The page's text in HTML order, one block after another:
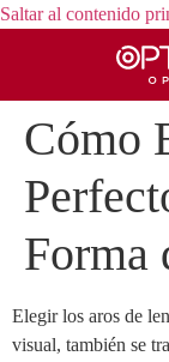
Saltar al contenido
Cómo
Forma
Elegir los aros de
visual, también se